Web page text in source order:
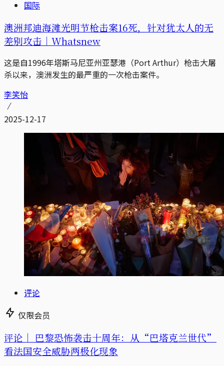
国际
澳洲邦迪海滩光明节枪击案16死，针对犹太人的无
差别攻击｜Whatsnew
这是自1996年塔斯马尼亚州亚瑟港（Port Arthur）枪击大屠
杀以来，澳洲发生的最严重的一次枪击案件。
李笑怡
2025-12-17
评论
仅限会员
评论｜ 巴黎恐怖袭击十周年：从“巴塔克兰世代”
看法国安全威胁两极化现象